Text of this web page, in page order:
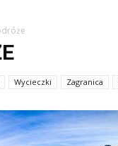
Wycieczki Zagranica